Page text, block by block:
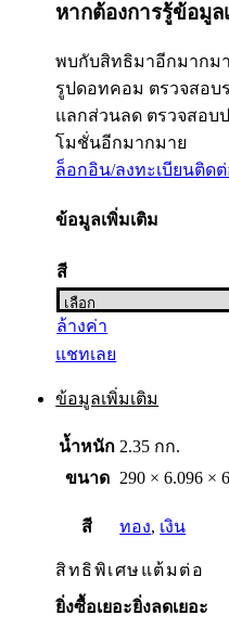
หากต้องการรู้ข้อมูล
พบกับสิทธิมาอีกมากม
รูปดอทคอม ตรวจสอบ
แลกส่วนลด ตรวจสอบ
โมชั่นอีกมากมาย
ล็อกอิน/ลงทะเบียนติดต่
ข้อมูลเพิ่มเติม
สี
ล้างค่า
แชทเลย
ข้อมูลเพิ่มเติม
น้ำหนัก 2.35 กก.
ขนาด
290 × 6.096 ×
สี ทอง, เงิน
ยิ่งซื้อเยอะยิ่งลดเยอะ
สิทธิพิเศษแต้มต่อ